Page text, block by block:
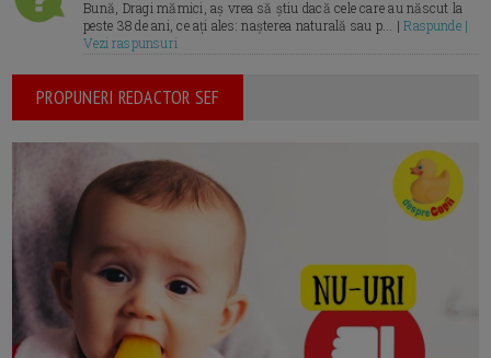
Bună, Dragi mămici, aș vrea să știu dacă cele care au născut la
peste 38 de ani, ce ați ales: nașterea naturală sau p... |Raspunde |
Vezi raspunsuri
PROPUNERI REDACTOR SEF